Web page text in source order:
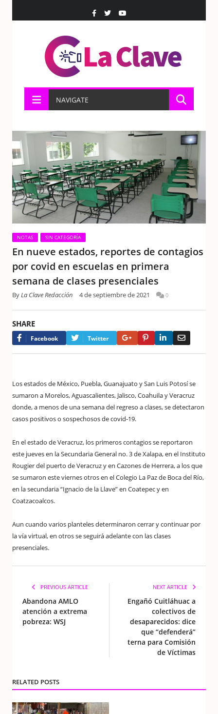
NAVIGATE
NOTAS SIN CATEGORÍA
En nueve estados, reportes de contagios
por covid en escuelas en primera
semana de clases presenciales
ByLa Clave Redacción 4 de septiembre de 2021 0
SHARE
Facebook Twitter Google+PinterestLinkedIn
Los estados de México, Puebla, Guanajuato y San Luis Potosí se
sumaron a Morelos, Aguascalientes, Jalisco, Coahuila y Veracruz
donde, a menos de una semana del regreso a clases, se detectaron
casos positivos o sospechosos de covid-19.
En el estado de Veracruz, los primeros contagios se reportaron
este jueves en la Secundaria General no. 3 de Xalapa, en el Instituto
Rougier del puerto de Veracruz y en Cazones de Herrera, a los que
se sumaron este viernes otros en el Colegio La Paz de Boca del Río,
en la secundaria “Ignacio de la Llave” en Coatepec y en
Coatzacoalcos.
Aun cuando varios planteles determinaron cerrar y continuar por
la vía virtual, en otros se seguirá adelante con las clases
presenciales.
PREVIOUS ARTICLE
Abandona AMLO
atención a extrema
pobreza: WSJ
NEXT ARTICLE
Engañó Cuitláhuac a
colectivos de
desaparecidos: dice
que “defenderá”
terna para Comisión
de Víctimas
RELATED POSTS